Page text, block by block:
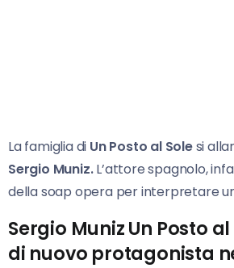
La famiglia di Un Posto al Solesi
Sergio Muniz.L’attore spagnolo,
della soap opera per interpretare
Sergio Muniz Un Posto
di nuovo protagonista